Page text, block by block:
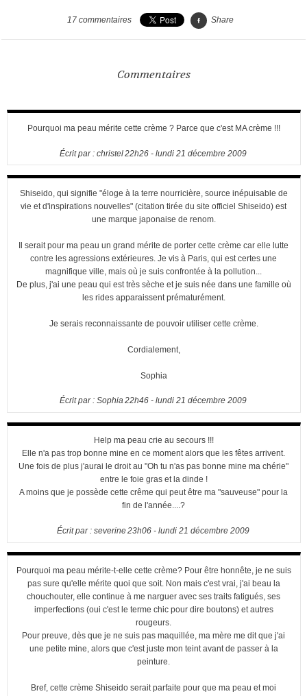
17 commentaires Share
Commentaires
Pourquoi ma peau mérite cette crème ? Parce que c'est MA crème !!!
Écrit par :christel22h26 -lundi 21 décembre 2009
Shiseido, qui signifie "éloge à la terre nourricière, source inépuisable de
vie et d'inspirations nouvelles" (citation tirée du site officiel Shiseido) est
une marque japonaise de renom.
Il serait pour ma peau un grand mérite de porter cette crème car elle lutte
contre les agressions extérieures. Je vis à Paris, qui est certes une
magnifique ville, mais où je suis confrontée à la pollution...
De plus, j'ai une peau qui est très sèche et je suis née dans une famille où
les rides apparaissent prématurément.
Je serais reconnaissante de pouvoir utiliser cette crème.
Cordialement,
Sophia
Écrit par :Sophia22h46 -lundi 21 décembre 2009
Help ma peau crie au secours !!!
Elle n'a pas trop bonne mine en ce moment alors que les fêtes arrivent.
Une fois de plus j'aurai le droit au "Oh tu n'as pas bonne mine ma chérie"
entre le foie gras et la dinde !
A moins que je possède cette crême qui peut être ma "sauveuse" pour la
fin de l'année....?
Écrit par :severine23h06 -lundi 21 décembre 2009
Pourquoi ma peau mérite-t-elle cette crème? Pour être honnête, je ne suis
pas sure qu'elle mérite quoi que soit. Non mais c'est vrai, j'ai beau la
chouchouter, elle continue à me narguer avec ses traits fatigués, ses
imperfections (oui c'est le terme chic pour dire boutons) et autres
rougeurs.
Pour preuve, dès que je ne suis pas maquillée, ma mère me dit que j'ai
une petite mine, alors que c'est juste mon teint avant de passer à la
peinture.
Bref, cette crème Shiseido serait parfaite pour que ma peau et moi